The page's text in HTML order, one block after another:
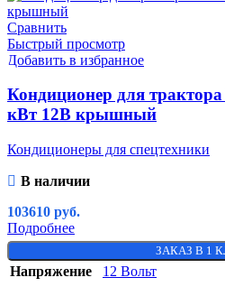
Сравнить
Быстрый просмотр
Добавить в избранное
Кондиционер для
кВт 12В крышный
Кондиционеры для спецтехники
В наличии
103610 руб.
Подробнее
ЗАКАЗ В 1
Напряжение 12 Вольт